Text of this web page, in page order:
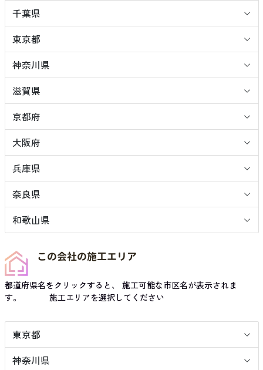
千葉県
東京都
神奈川県
滋賀県
京都府
大阪府
兵庫県
奈良県
和歌山県
この会社の施工エリア
都道府県名をクリックすると、 施工可能な市区名が表示されま
す。 施工エリアを選択してください
東京都
神奈川県